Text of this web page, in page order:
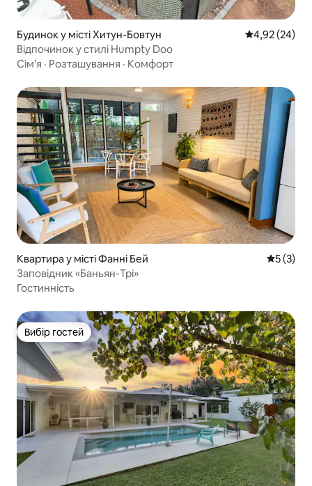
Будинок у місті Хитун-Бовтун Середня
4,92 (24)
Відпочинок у стилі Humpty Doo
Сім’я · Розташування · Комфорт
Квартира у місті Фанні Бей Середня
5 (3)
Заповідник «Баньян-Трі»
Гостинність
Вибір гостей
Вибір гостей